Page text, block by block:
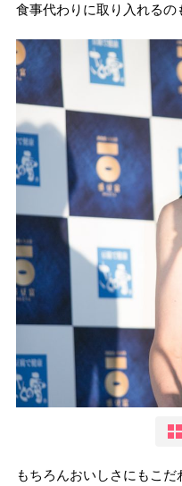
食事代わりに取り入れるの
もちろんおいしさにもこ